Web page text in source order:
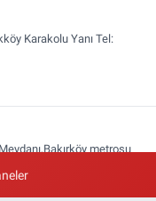
Karakolu Yanı Tel:
metrosu